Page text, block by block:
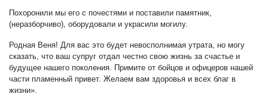
Похоронили мы его с почестями и поставили памятник,
(неразборчиво), оборудовали и украсили могилу.
Родная Веня! Для вас это будет невосполнимая утрата, но могу
сказать, что ваш супруг отдал честно свою жизнь за счастье и
будущее нашего поколения. Примите от бойцов и офицеров нашей
части пламенный привет. Желаем вам здоровья и всех благ в
жизни».